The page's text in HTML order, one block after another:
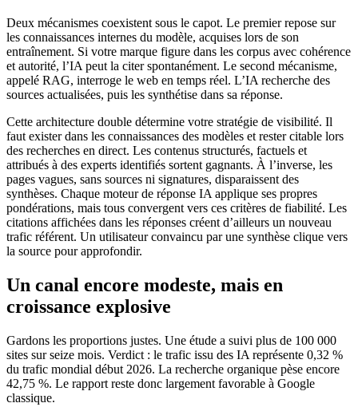
Deux mécanismes coexistent sous le capot. Le premier repose sur
les connaissances internes du modèle, acquises lors de son
entraînement. Si votre marque figure dans les corpus avec cohérence
et autorité, l’IA peut la citer spontanément. Le second mécanisme,
appelé RAG, interroge le web en temps réel. L’IA recherche des
sources actualisées, puis les synthétise dans sa réponse.
Cette architecture double détermine votre stratégie de visibilité. Il
faut exister dans les connaissances des modèles et rester citable lors
des recherches en direct. Les contenus structurés, factuels et
attribués à des experts identifiés sortent gagnants. À l’inverse, les
pages vagues, sans sources ni signatures, disparaissent des
synthèses. Chaque moteur de réponse IA applique ses propres
pondérations, mais tous convergent vers ces critères de fiabilité. Les
citations affichées dans les réponses créent d’ailleurs un nouveau
trafic référent. Un utilisateur convaincu par une synthèse clique vers
la source pour approfondir.
Un canal encore modeste, mais en
croissance explosive
Gardons les proportions justes. Une étude a suivi plus de 100 000
sites sur seize mois. Verdict : le trafic issu des IA représente 0,32 %
du trafic mondial début 2026. La recherche organique pèse encore
42,75 %. Le rapport reste donc largement favorable à Google
classique.